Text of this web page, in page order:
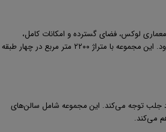
لوکس، فضای گسترده و امکانات کامل،
گزینه‌ای مناسب برای برگزاری انواع مراسم‌ از جمله عروسی، عقد و مهمانی‌های رسمی به شمار می‌رود. این مجموعه با متراژ ۲۲۰۰ متر مربع در چهار طبقه
جلب توجه می‌کند. این مجموعه شامل سالن‌های
می‌کند.